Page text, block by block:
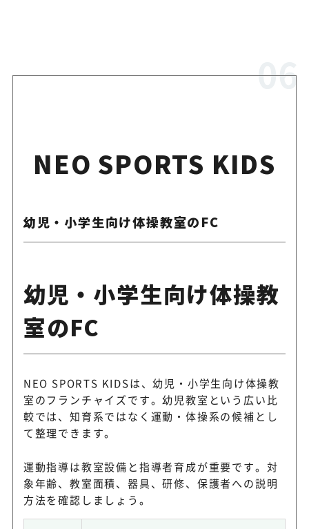
NEO SPORTS KIDS
幼児・小学生向け体操教室のFC
幼児・小学生向け体操教
室のFC
NEO SPORTS KIDSは、幼児・小学生向け体操教
室のフランチャイズです。幼児教室という広い比
較では、知育系ではなく運動・体操系の候補とし
て整理できます。
運動指導は教室設備と指導者育成が重要です。対
象年齢、教室面積、器具、研修、保護者への説明
方法を確認しましょう。